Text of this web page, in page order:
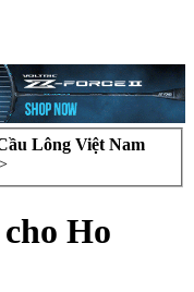
Lông Việt Nam
Ho